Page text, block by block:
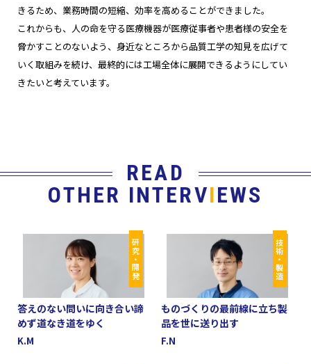
きるため、業務時間の短縮、効率を高めることができました。
これからも、人の命を守る医療機器が医療従事者や患者様の安全を
脅かすことのないよう、身近なところから品質工学の知見を広げて
いく取組みを続け、最終的には工場全体に展開できるようにしてい
きたいと考えています。
READ
OTHER INTERVIEWS
研究・開発
答えのない問いに向き合い諦
めず道なき道をゆく
K.M
技術・製造
ものづくりの最前線に立ち製
品を世に送り出す
F.N